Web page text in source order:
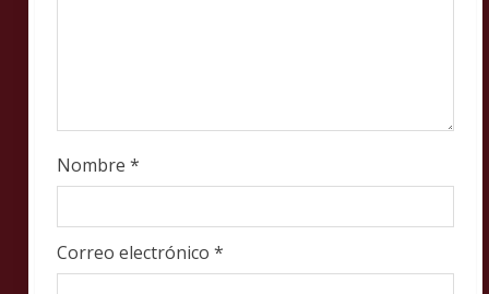
Nombre *
Correo electrónico *